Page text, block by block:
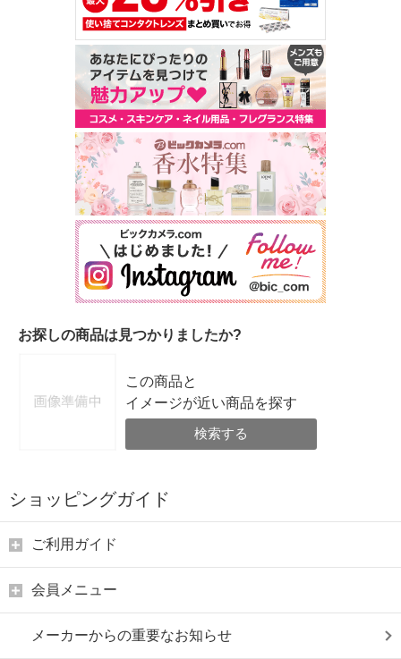
お探しの商品は見つかりましたか?
この商品と
イメージが近い商品を探す
検索する
ショッピングガイド
ご利用ガイド
会員メニュー
メーカーからの重要なお知らせ